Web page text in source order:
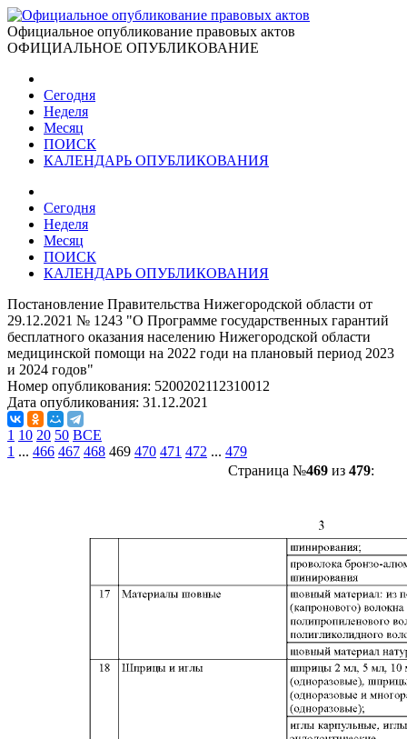
Официальное опубликование правовых актов
ОФИЦИАЛЬНОЕ ОПУБЛИКОВАНИЕ
Сегодня
Неделя
Месяц
ПОИСК
КАЛЕНДАРЬ ОПУБЛИКОВАНИЯ
Сегодня
Неделя
Месяц
ПОИСК
КАЛЕНДАРЬ ОПУБЛИКОВАНИЯ
Постановление Правительства Нижегородской области от
29.12.2021 № 1243 "О Программе государственных гарантий
бесплатного оказания населению Нижегородской области
медицинской помощи на 2022 годи на плановый период 2023
и 2024 годов"
Номер опубликования: 5200202112310012
Дата опубликования: 31.12.2021
1 10 20 50 ВСЕ
1 ... 466 467 468 469 470 471 472 ... 479
Страница №469из 479: